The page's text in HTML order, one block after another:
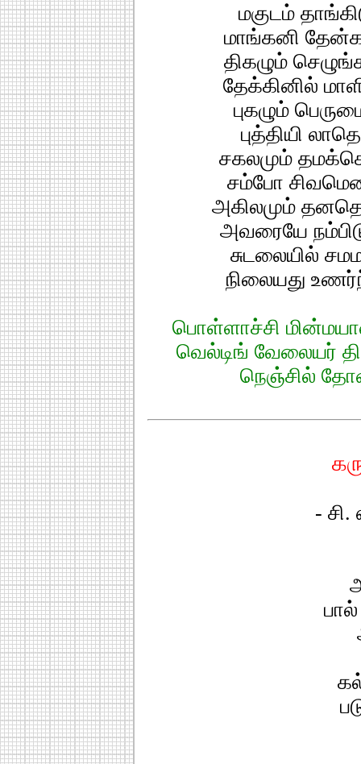
மகுடம்
மாங்கனி
திகழும்
தேக்கினில்
புகழும்
புத்தியி
சகலமும்
சம்போ
அகிலமும்
அவரையே
சுடலையில்
நிலையது
பொள்ளாச்சி
வெல்டிங் வேலையர்
நெஞ்சில்
-